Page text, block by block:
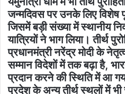
जन्मदिवस पर उनके लिए विशेष
जिसमें बड़ी संख्या में स्थानीय
यात्रियों ने भाग लिया। तीर्थ
प्रधानमंत्री नरेंद्र मोदी के
सम्मान विदेशों में तक बढ़ा है,
प्रदान करने की स्थिति में आ
प्रदेश के अन्य तीर्थ स्थलों में